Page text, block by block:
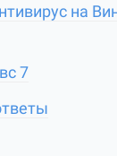
на
7